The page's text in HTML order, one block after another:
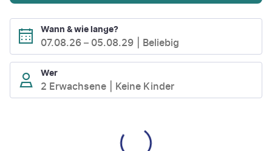
Wann & wie lange?
07.08.26 – 05.08.29 Beliebig
Wer
2 Erwachsene Keine Kinder